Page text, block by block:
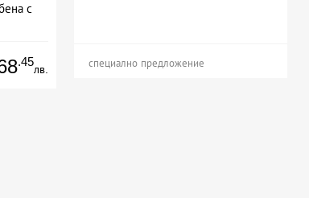
с
.45
лв. специално предложение